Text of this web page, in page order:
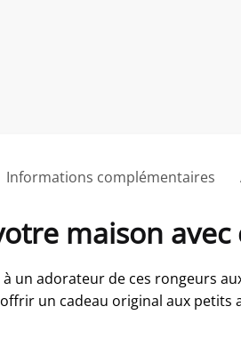
Informations complémentaires
maison
un adorateur de ces rongeurs
un cadeau original aux petits